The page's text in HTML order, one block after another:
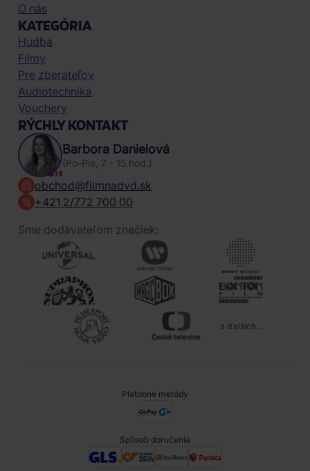
O nás
KATEGÓRIA
Hudba
Filmy
Pre zberateľov
Audiotechnika
Vouchery
RÝCHLY KONTAKT
Barbora Danielová
(Po-Pia, 7 - 15 hod.)
obchod@filmnadvd.sk
+421 2/772 700 00
Sme dodávateľom značiek:
a ďalších...
Platobné metódy
Spôsob doručenia